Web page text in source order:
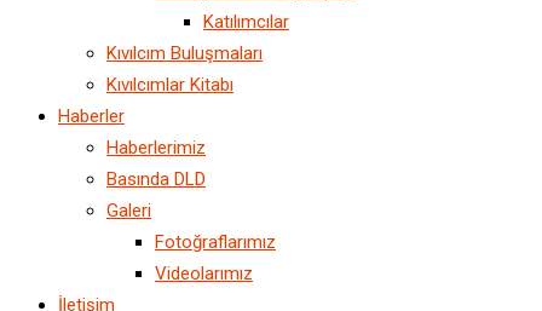
Katılımcılar
Kıvılcım Buluşmaları
Kıvılcımlar Kitabı
Haberler
Haberlerimiz
Basında DLD
Galeri
Fotoğraflarımız
Videolarımız
İletişim